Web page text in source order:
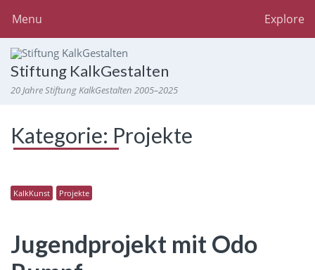
Explore
Menu
Stiftung KalkGestalten
20 Jahre Stiftung KalkGestalten 2005–2025
Kategorie: Projekte
KalkKunst Projekte
Jugendprojekt mit Odo